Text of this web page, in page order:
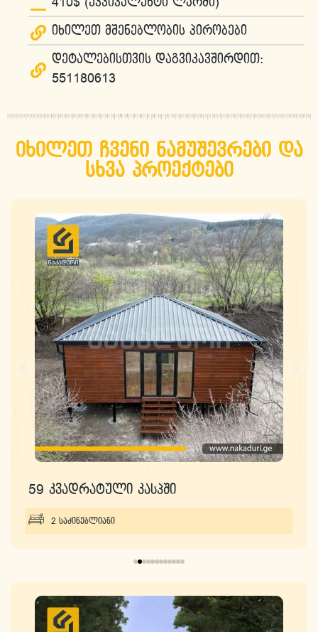
იხილეთ მშენებლობის პირობები
დეტალებისთვის დაგვიკავშირდით:
551180613
იხილეთ ჩვენი ნამუშევრები და
სხვა პროექტები
59 კვადრატული კასპში
2 საძინებლიანი